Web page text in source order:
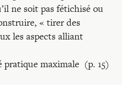
ne soit pas fétichisé ou
« tirer des
les aspects alliant
maximale (p. 15)